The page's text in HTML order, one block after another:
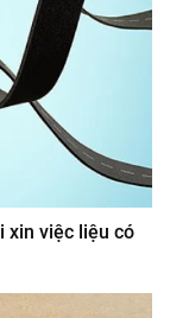
xin việc liệu có